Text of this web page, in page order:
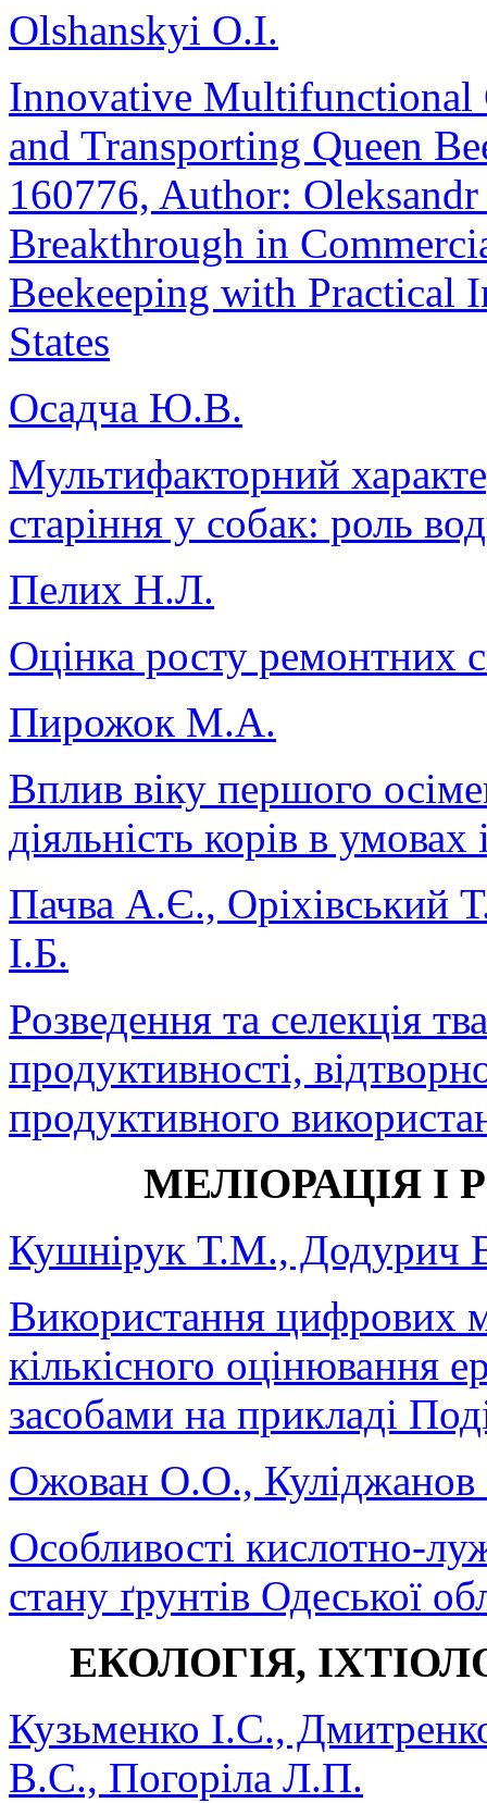
Olshanskyi O.I.
Innovative Multifunctional
and Transporting Queen
160776, Author:
Breakthrough in
Beekeeping with Practical
States
Осадча Ю.В.
Мультифакторний
старіння у собак: роль
Пелих Н.Л.
Оцінка росту ремонтних
Пирожок М.А.
Вплив віку першого
діяльність корів в
Пачва А.Є.,
І.Б.
Розведення та селекція
продуктивності,
продуктивного
МЕЛІОРАЦІЯ І
Кушнірук Т.М., Додурич
Використання цифрових
кількісного оцінювання
засобами на прикладі
Ожован О.O.,
Особливості кислотно-
стану ґрунтів Одеської
ЕКОЛОГІЯ,
Кузьменко І.С.,
В.С., Погоріла Л.П.